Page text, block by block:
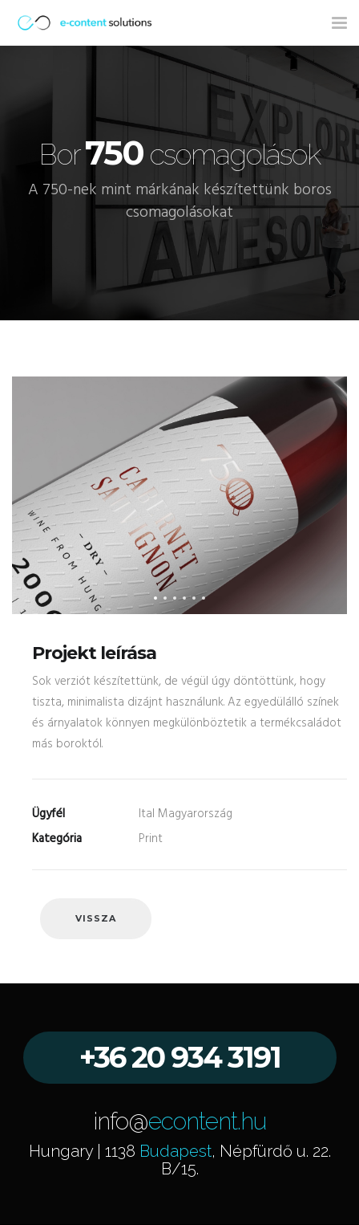
Bor750 csomagolások
A 750-nek mint márkának készítettünk boros
csomagolásokat
Projekt leírása
Sok verziót készítettünk, de végül úgy döntöttünk, hogy
tiszta, minimalista dizájnt használunk. Az egyedülálló színek
és árnyalatok könnyen megkülönböztetik a termékcsaládot
más boroktól.
Ügyfél
Ital Magyarország
Kategória
Print
VISSZA
+36 20 934 3191
info@econtent.hu
Hungary | 1138 Budapest, Népfürdő u. 22.
B/15.